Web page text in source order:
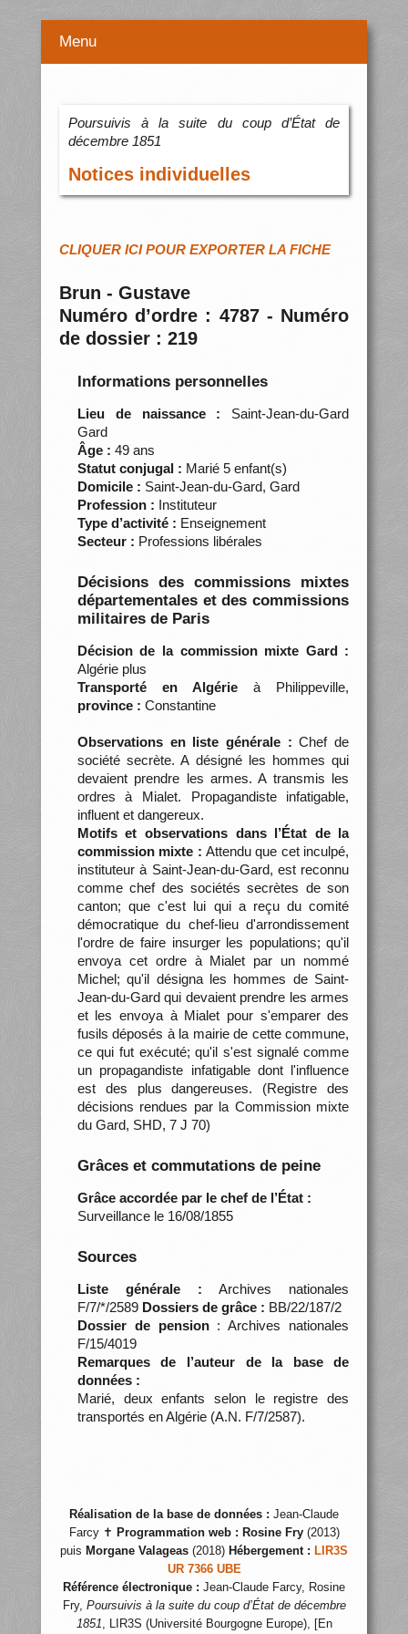
Menu
Poursuivis à la suite du coup d’État de
décembre 1851
Notices individuelles
CLIQUER ICI POUR EXPORTER LA FICHE
Brun - Gustave
Numéro d’ordre : 4787 - Numéro
de dossier : 219
Informations personnelles
Lieu de naissance : Saint-Jean-du-Gard
Gard
Âge : 49 ans
Statut conjugal : Marié 5 enfant(s)
Domicile : Saint-Jean-du-Gard, Gard
Profession : Instituteur
Type d’activité : Enseignement
Secteur : Professions libérales
Décisions des commissions mixtes
départementales et des commissions
militaires de Paris
Décision de la commission mixte Gard :
Algérie plus
Transporté en Algérie à Philippeville,
province : Constantine
Observations en liste générale : Chef de
société secrète. A désigné les hommes qui
devaient prendre les armes. A transmis les
ordres à Mialet. Propagandiste infatigable,
influent et dangereux.
Motifs et observations dans l’État de la
commission mixte : Attendu que cet inculpé,
instituteur à Saint-Jean-du-Gard, est reconnu
comme chef des sociétés secrètes de son
canton; que c'est lui qui a reçu du comité
démocratique du chef-lieu d'arrondissement
l'ordre de faire insurger les populations; qu'il
envoya cet ordre à Mialet par un nommé
Michel; qu'il désigna les hommes de Saint-
Jean-du-Gard qui devaient prendre les armes
et les envoya à Mialet pour s'emparer des
fusils déposés à la mairie de cette commune,
ce qui fut exécuté; qu'il s'est signalé comme
un propagandiste infatigable dont l'influence
est des plus dangereuses. (Registre des
décisions rendues par la Commission mixte
du Gard, SHD, 7 J 70)
Grâces et commutations de peine
Grâce accordée par le chef de l’État :
Surveillance le 16/08/1855
Sources
Liste générale : Archives nationales
F/7/*/2589 Dossiers de grâce : BB/22/187/2
Dossier de pension: Archives nationales
F/15/4019
Remarques de l’auteur de la base de
données :
Marié, deux enfants selon le registre des
transportés en Algérie (A.N. F/7/2587).
Réalisation de la base de données : Jean-Claude
Farcy ✝ Programmation web : Rosine Fry(2013)
puis Morgane Valageas (2018) Hébergement : LIR3S
UR 7366 UBE
Référence électronique : Jean-Claude Farcy, Rosine
Fry, Poursuivis à la suite du coup d’État de décembre
1851, LIR3S (Université Bourgogne Europe), [En